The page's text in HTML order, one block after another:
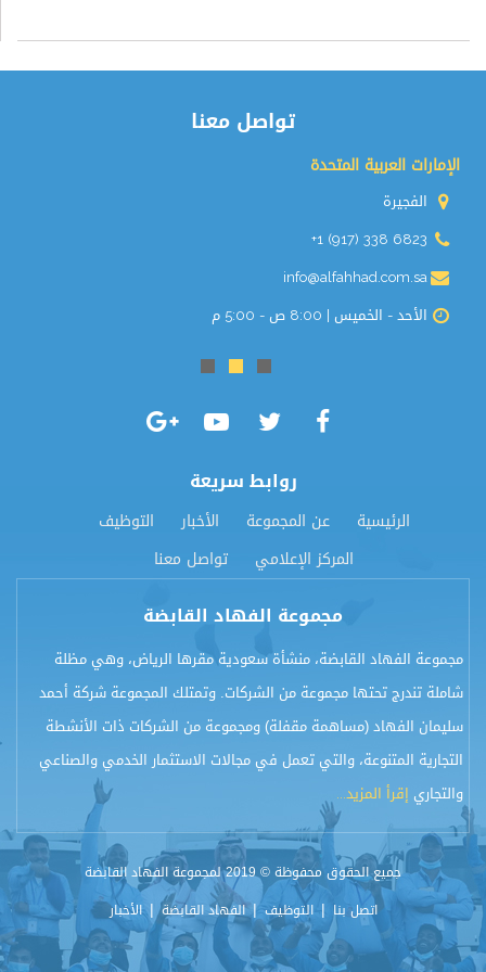
تواصل معنا
الإمارات العربية المتحدة
الفجيرة
+1 (917) 338 6823
info@alfahhad.com.sa
الأحد - الخميس | 8:00 ص - 5:00 م
روابط سريعة
الرئيسية عن المجموعة الأخبار
التوظيف
المركز الإعلامي
تواصل معنا
مجموعة الفهاد القابضة
مجموعة الفهاد القابضة، منشأة سعودية مقرها الرياض، وهي مظلة
شاملة تندرج تحتها مجموعة من الشركات. وتمتلك المجموعة شركة أحمد
سليمان الفهاد (مساهمة مقفلة) ومجموعة من الشركات ذات الأنشطة
التجارية المتنوعة، والتي تعمل في مجالات الاستثمار الخدمي والصناعي
والتجاري إقرأ المزيد...​
جميع الحقوق محفوظة © 2019 لمجموعة الفهاد القابضة
اتصل بنا | التوظيف|الفهاد القابضة|الأخبار